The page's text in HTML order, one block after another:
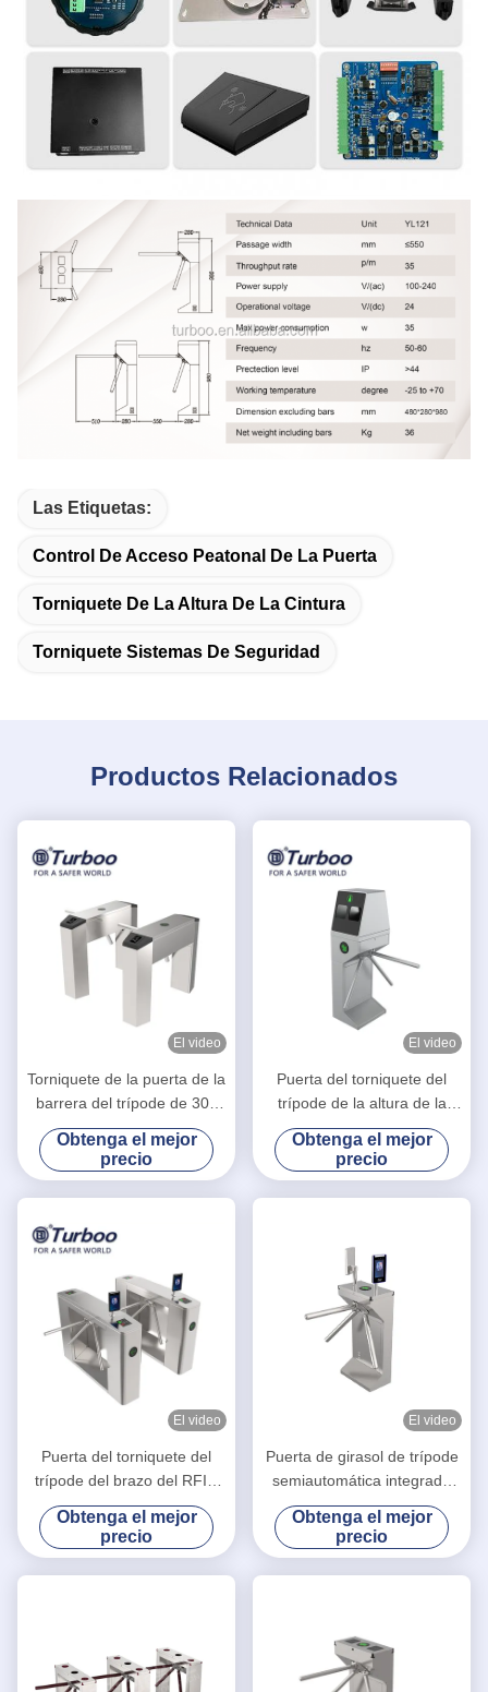
Las Etiquetas:
Control De Acceso Peatonal De La Puerta
Torniquete De La Altura De La Cintura
Torniquete Sistemas De Seguridad
Productos Relacionados
El video
Torniquete de la puerta de la
barrera del trípode de 304
SUS para el control de
acceso peatonal
Obtenga el mejor
precio
El video
Puerta del torniquete del
trípode de la altura de la
cintura con la función de la
desinfección
Obtenga el mejor
precio
El video
Puerta del torniquete del
trípode del brazo del RFID
tres, torniquete vertical del
trípode para la escuela
Obtenga el mejor
precio
El video
Puerta de girasol de trípode
semiautomática integrada
con el sistema de control de
acceso de seguridad
Obtenga el mejor
precio